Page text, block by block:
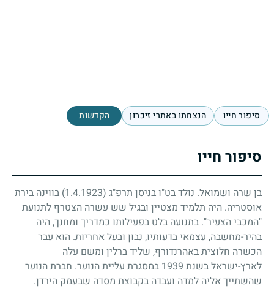
סיפור חייו הנצחתו באתרי זיכרון הקדשות
סיפור חייו
בן שרה ושמואל. נולד בט"ו בניסן תרפ"ג (1.4.1923)
בווינה בירת
אוסטריה. היה תלמיד מצטיין ובגיל שש עשרה הצטרף לתנועת
"המכבי הצעיר". בתנועה בלט בפעילותו כמדריך ומחנך, היה
בהיר-מחשבה, עצמאי בדעותיו, נבון ובעל אחריות. הוא עבר
הכשרה חלוצית באהרנדורף, שליד ברלין ומשם עלה
לארץ-ישראל בשנת 1939 במסגרת עליית הנוער. חברת הנוער
שהשתייך אליה למדה ועבדה בקבוצת מסדה שבעמק הירדן.